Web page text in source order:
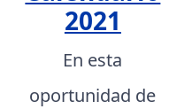
2021
En esta
oportunidad de